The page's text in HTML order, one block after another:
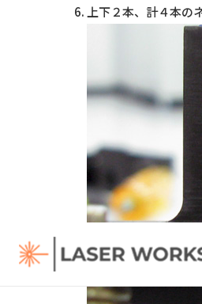
上下２本、計４本の